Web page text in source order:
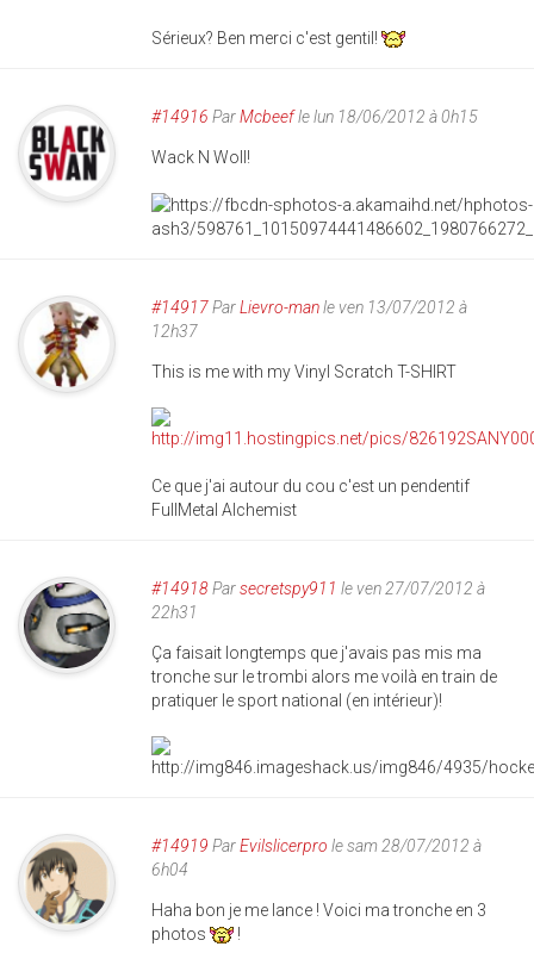
Sérieux? Ben merci c'est gentil!
#14916 ParMcbeefle lun 18/06/2012 à 0h15
Wack N Woll!
#14917ParLievro-manle ven 13/07/2012 à
12h37
This is me with my Vinyl Scratch T-SHIRT
Ce que j'ai autour du cou c'est un pendentif
FullMetal Alchemist
#14918Parsecretspy911 le ven 27/07/2012 à
22h31
Ça faisait longtemps que j'avais pas mis ma
tronche sur le trombi alors me voilà en train de
pratiquer le sport national (en intérieur)!
#14919 ParEvilslicerpro le sam 28/07/2012 à
6h04
Haha bon je me lance ! Voici ma tronche en 3
photos
!